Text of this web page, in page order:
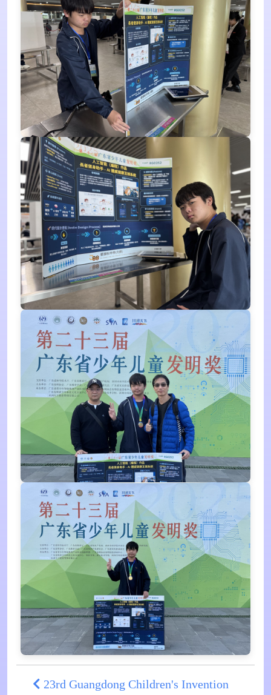
23rd Guangdong Children's Invention